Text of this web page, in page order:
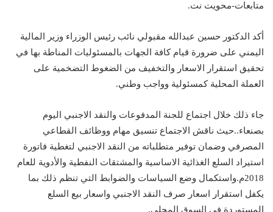
متابعات-محويت نت.
أكد الدكتور حسين عبدالله مقبولي نائب رئيس الوزراء وزير المالية
اليمني على ضرورة قيام كافة الجهات بالمسئوليات المناطة بها في
تحقيق استقرار الاسعار والتخفيف من الضغوط التضخمية على
العملة المحلية كمسئولية وواجب وطني.
جاء ذلك خلال اجتماع للجنة المدفوعات والنقد الاجنبي اليوم
بصنعاء..حيث ناقش الاجتماع تنسيق مهام ووظائف القطاعي
المصرفي وضمان توفير متطلباته من النقد الاجنبي لتغطية فاتورة
استيراد السلع الغذائية الاساسية والمشتقات النفطية والأدوية للعام
2018م.واستكمال وضع السياسات والضوابط التي تنظم ذلك بما
يكفل استقرار اسعار صرف النقد الاجنبي واسعار بيع السلع
المستوردة في السوق المحلي.